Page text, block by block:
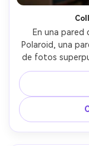
En una
Polaroid, una
de fotos
con
juguetonas,
bloque de
dedicatoria
85mm,